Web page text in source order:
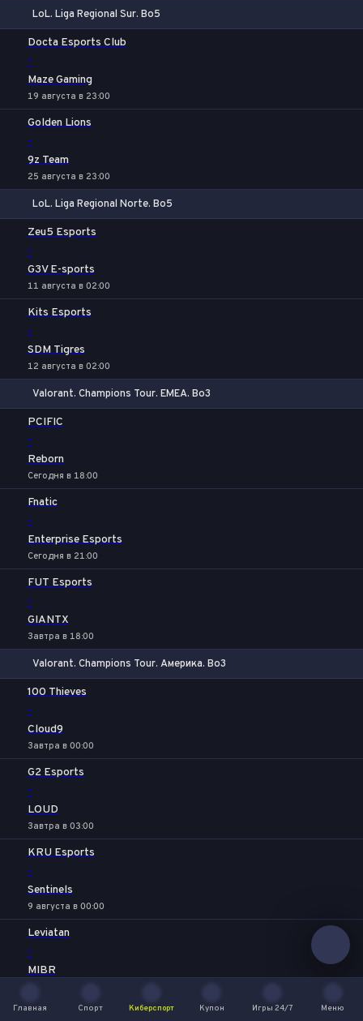
LoL. Liga Regional Sur. Bo5
Docta Esports Club
-
Maze Gaming
19 августа в 23:00
Golden Lions
-
9z Team
25 августа в 23:00
LoL. Liga Regional Norte. Bo5
Zeu5 Esports
-
G3V E-sports
11 августа в 02:00
Kits Esports
-
SDM Tigres
12 августа в 02:00
Valorant. Champions Tour. EMEA. Bo3
PCIFIC
-
Reborn
Сегодня в 18:00
Fnatic
-
Enterprise Esports
Сегодня в 21:00
FUT Esports
-
GIANTX
Завтра в 18:00
Valorant. Champions Tour. Америка. Bo3
100 Thieves
-
Cloud9
Завтра в 00:00
G2 Esports
-
LOUD
Завтра в 03:00
KRU Esports
-
Sentinels
9 августа в 00:00
Leviatan
-
MIBR
NRG
Главная
Спорт
Киберспорт
Купон
Игры 24/7
Меню